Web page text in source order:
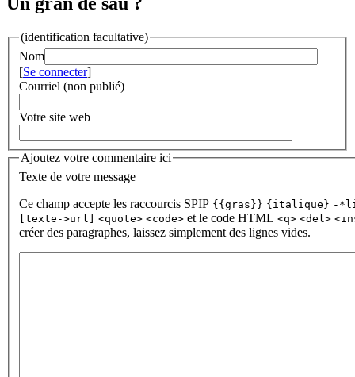
(identification facultative)
Nom
[Se connecter]
Courriel (non publié)
Votre site web
Ajoutez votre commentaire ici
Texte de votre message
Ce champ accepte les raccourcis SPIP {{gras}} {italique} -
[texte->url]
<quote> <code> et le code HTML <q> <del>
créer des paragraphes, laissez simplement des lignes vides.